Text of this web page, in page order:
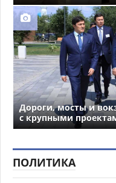
Дороги, мосты и
с крупными
ПОЛИТИКА